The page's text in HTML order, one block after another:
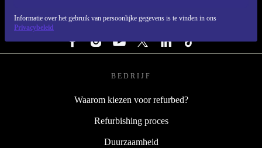
Informatie over het gebruik van persoonlijke gegevens is te vinden in ons
Privacybeleid
VOLG ONS
BEDRIJF
Waarom kiezen voor refurbed?
Refurbishing proces
Duurzaamheid